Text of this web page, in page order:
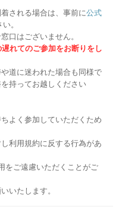
される場合は、事前に公式
。
口はございません。
れてのご参加をお断りをし
道に迷われた場合も同様で
持ってお越しください
よく参加していただくため
利用規約に反する行為があ
をご遠慮いただくことがご
いたします。